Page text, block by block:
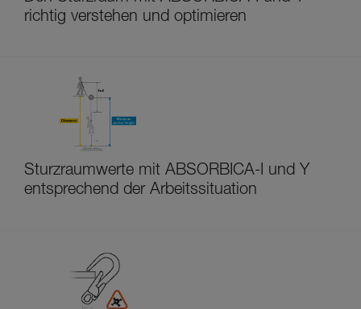
richtig verstehen und optimieren
Sturzraumwerte mit ABSORBICA-I und Y
entsprechend der Arbeitssituation